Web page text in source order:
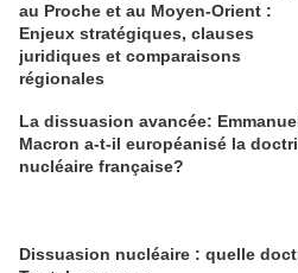
au Proche et au Moyen-Orient :
Enjeux stratégiques, clauses
juridiques et comparaisons
régionales
La dissuasion avancée:
Macron a-t-il européanisé la
nucléaire française?
Dissuasion nucléaire : quelle